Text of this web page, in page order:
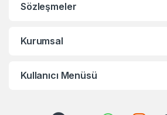
Sözleşmeler
Kurumsal
Kullanıcı Menüsü